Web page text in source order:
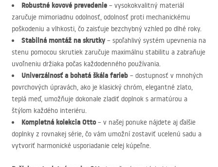
Robustné kovové prevedenie – vysokokvalitný materiál
zaručuje mimoriadnu odolnosť, odolnosť proti mechanickému
poškodeniu a vlhkosti, čo zaisťuje bezchybný vzhled po dlhé roky.
Stabilná montáž na skrutky– spoľahlivý systém upevnenia na
stenu pomocou skrutiek zaručuje maximálnu stabilitu a zabraňuje
uvoľneniu držiaka počas každodenného používania.
Univerzálnosť a bohatá škála farieb – dostupnosť v mnohých
povrchových úpravách, ako je klasický chróm, elegantné zlato,
teplá meď, umožňuje dokonale zladiť doplnok s armatúrou a
štýlom každého interiéru.
Kompletná kolekcia Otto– v našej ponuke nájdete aj ďalšie
doplnky z rovnakej série, čo vám umožní zostaviť ucelenú sadu a
vytvoriť harmonické usporiadanie celej kúpeľne.